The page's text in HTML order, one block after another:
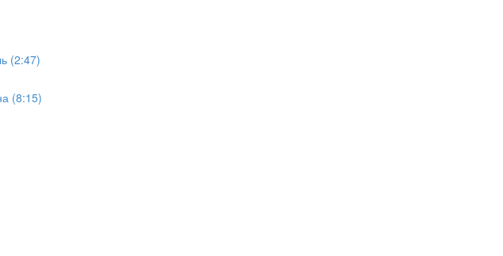
(2:47)
(8:15)